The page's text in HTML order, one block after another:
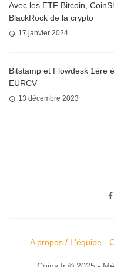
Avec les ETF Bitcoin,
BlackRock de la crypto
17 janvier 2024
Bitstamp et Flowdesk 1ère
EURCV
13 décembre 2023
A propos / L'équipe-